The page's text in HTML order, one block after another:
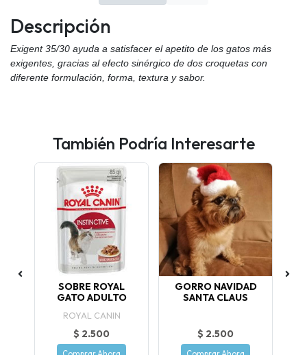
Descripción
Exigent 35/30 ayuda a satisfacer el apetito de los gatos más
exigentes, gracias al efecto sinérgico de dos croquetas con
diferente formulación, forma, textura y sabor.
También Podría Interesarte
SOBRE ROYAL
GATO ADULTO
ROYAL CANIN
$ 2.500
GORRO NAVIDAD
SANTA CLAUS
$ 2.500